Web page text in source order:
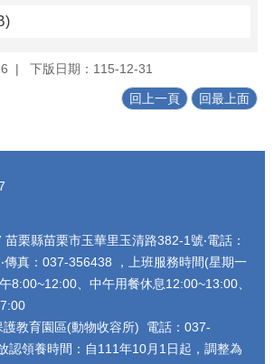
下版日期：115-12-31
回上一頁 回最上面
栗縣苗栗市玉華里玉清路382-1號‧電話：
傳真：037-356438 ，上班服務時間(星期一
8:00~12:00、中午用餐休息12:00~13:00、
護教育園區(動物收容所) 電話：037-
認領養時間：自111年10月1日起，調整為